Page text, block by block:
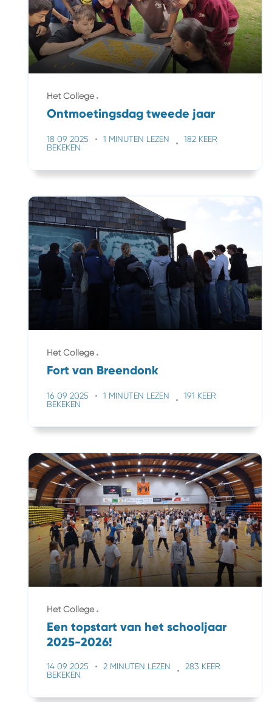
Het College
Ontmoetingsdag tweede jaar
18 09 2025 1 MINUTEN LEZEN
182 KEER
BEKEKEN
Het College
Fort van Breendonk
16 09 2025 1 MINUTEN LEZEN
191 KEER
BEKEKEN
Het College
Een topstart van het schooljaar
2025-2026!
14 09 2025 2 MINUTEN LEZEN
283 KEER
BEKEKEN